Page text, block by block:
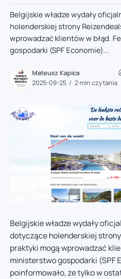
Belgijskie władze wydały
holenderskiej strony
wprowadzać klientów w błąd.
gospodarki (SPF Economie)...
Mateusz Kapica
2025-09-25
2 min czytania
Belgijskie władze wydały
dotyczące holenderskiej
praktyki mogą wprowadzać
ministerstwo gospodarki (SPF
poinformowało, że tylko w